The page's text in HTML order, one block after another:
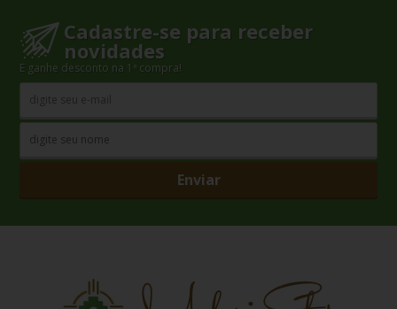
Cadastre-se para receber
novidades
E ganhe desconto na 1ª compra!
Enviar